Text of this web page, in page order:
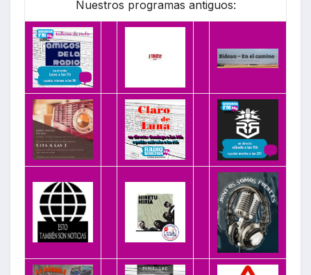
Nuestros programas antiguos: